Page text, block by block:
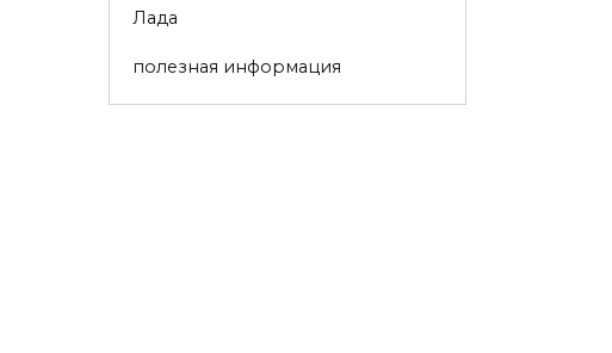
Лада
полезная информация